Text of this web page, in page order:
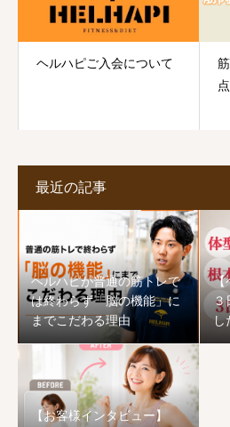
ヘルハピご入会について
点
最近の記事
ヘルハピが普通の筋トレで
は終わらず「脳の機能」に
までこだわる理由
【
し
【お客様インタビュー】